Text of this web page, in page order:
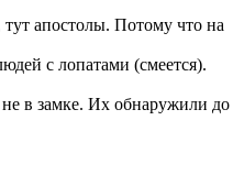
апостолы. Потому что на
с лопатами (смеется).
в замке. Их обнаружили до